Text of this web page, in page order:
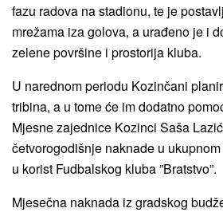
fazu radova na stadionu, te je
mrežama iza golova, a urađeno je i
zelene površine i prostorija kluba.
U narednom periodu Kozinčani
tribina, a u tome će im dodatno
Mjesne zajednice Kozinci Saša
četvorogodišnje naknade u
u korist Fudbalskog kluba ”Bratstvo”.
Mjesečna naknada iz gradskog